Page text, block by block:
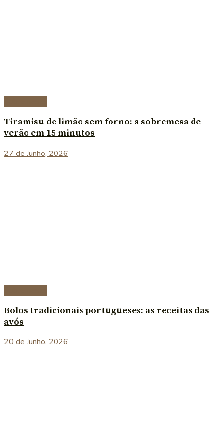
Tiramisu de limão sem forno: a sobremesa de
verão em 15 minutos
27 de Junho, 2026
Bolos tradicionais portugueses: as receitas das
avós
20 de Junho, 2026